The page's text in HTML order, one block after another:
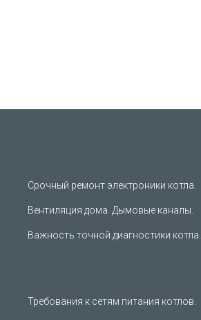
Срочный ремонт электроники котла.
Вентиляция дома. Дымовые каналы.
Важность точной диагностики котла.
Требования к сетям питания котлов.